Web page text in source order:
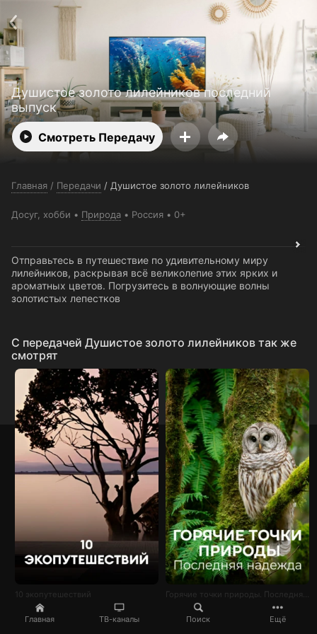
Главная ТВ-каналы Поиск Ещё
Душистое золото лилейников последний
выпуск
Смотреть Передачу
Главная / Передачи / Душистое золото лилейников
Досуг, хобби Природа Россия 0+
Отправьтесь в путешествие по удивительному миру
лилейников, раскрывая всё великолепие этих ярких и
ароматных цветов. Погрузитесь в волнующие волны
золотистых лепестков
C передачей Душистое золото лилейников так же
смотрят
10 экопутешествий
support@24h.tv
О сервисе
Пользовательское соглашение
Политика конфиденциальности
Для партнёров
Открыть приложение
Ввести промокод
Установить на ТВ
Бесплатные каналы Контакты